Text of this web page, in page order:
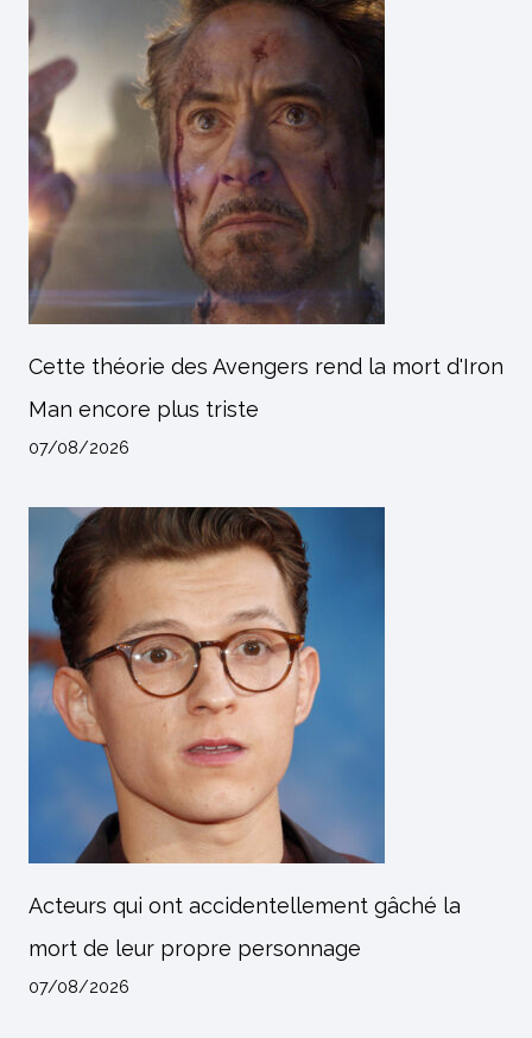
Cette théorie des Avengers rend la mort d'Iron
Man encore plus triste
07/08/2026
Acteurs qui ont accidentellement gâché la
mort de leur propre personnage
07/08/2026